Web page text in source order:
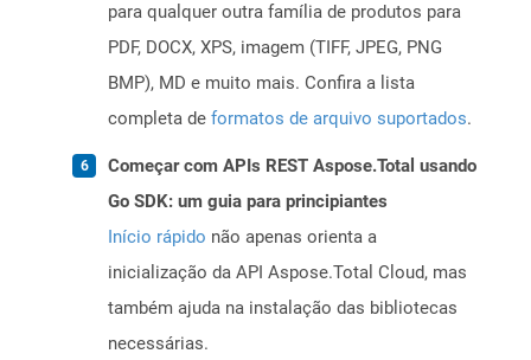
para qualquer outra família de produtos para
PDF, DOCX, XPS, imagem (TIFF, JPEG, PNG
BMP), MD e muito mais. Confira a lista
completa de formatos de arquivo suportados.
Começar com APIs REST Aspose.Total usando
Go SDK: um guia para principiantes
Início rápido não apenas orienta a
inicialização da API Aspose.Total Cloud, mas
também ajuda na instalação das bibliotecas
necessárias.